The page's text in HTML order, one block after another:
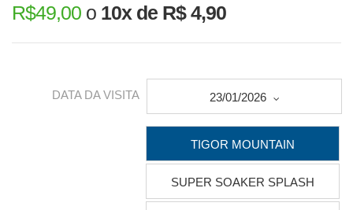
R$49,00 o 10x de R$ 4,90
DATA DA VISITA 23/01/2026
TIGOR MOUNTAIN
SUPER SOAKER SPLASH